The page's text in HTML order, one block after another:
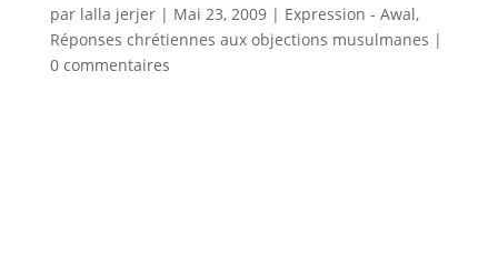
par lalla jerjer| Mai 23, 2009| Expression - Awal,
Réponses chrétiennes aux objections musulmanes |
0 commentaires